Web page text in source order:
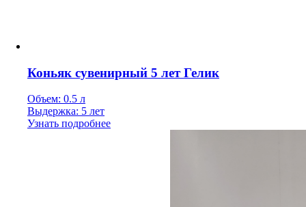
Коньяк сувенирный 5 лет Гелик
Объем: 0.5 л
Выдержка: 5 лет
Узнать подробнее